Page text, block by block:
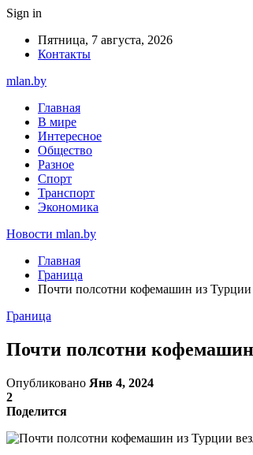
Sign in
Пятница, 7 августа, 2026
Контакты
mlan.by
Главная
В мире
Интересное
Общество
Разное
Спорт
Транспорт
Экономика
Новости mlan.by
Главная
Граница
Почти полсотни кофемашин из
Граница
Почти полсотни
Опубликовано Янв 4, 2024
2
Поделится